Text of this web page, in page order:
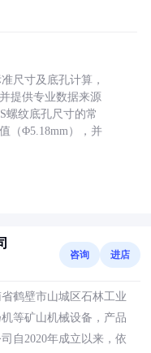
尺寸及底孔计算，
提供专业数据来源
螺纹底孔尺寸的常
（Φ5.18mm），并
咨询 进店
鹤壁市山城区石林工业
等矿山机械设备，产品
自2020年成立以来，依